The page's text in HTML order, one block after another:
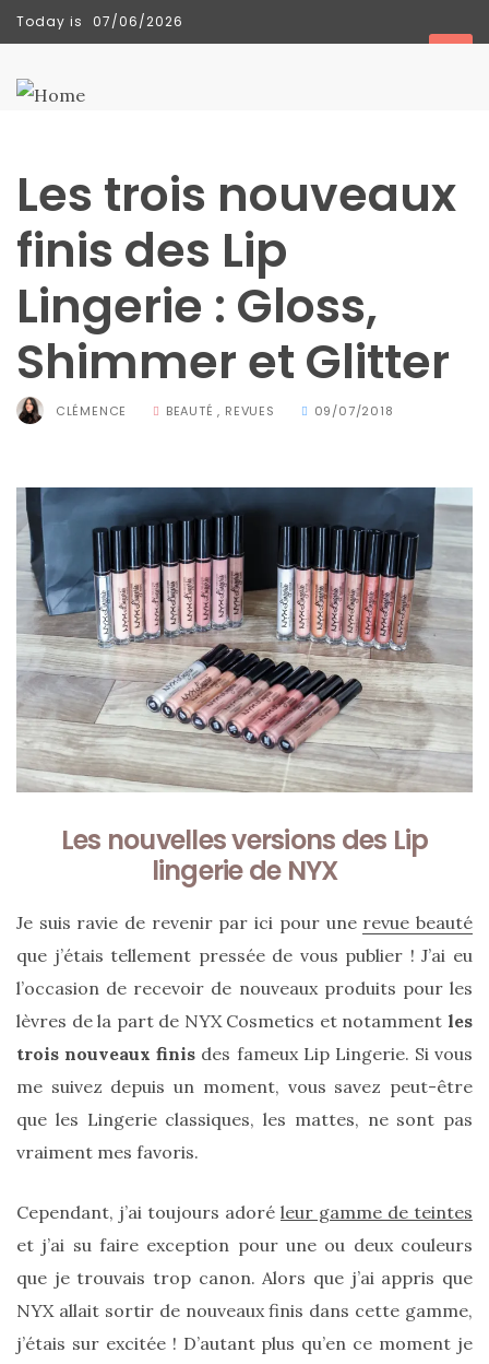
TENDANCES
Sac
Floral
Bag
de Silkyhaus :
mon
avis
sur
ce
sac
en
soie
cuir
au
luxe
discret
Today is 07/06/2026
Les trois nouveaux
finis des Lip
Lingerie : Gloss,
Shimmer et Glitter
CLÉMENCE BEAUTÉ , REVUES 09/07/2018
Les nouvelles versions des Lip
lingerie de NYX
Je suis ravie de revenir par ici pour une revue beauté
que j’étais tellement pressée de vous publier ! J’ai eu
l’occasion de recevoir de nouveaux produits pour les
lèvres de la part de NYX Cosmetics et notamment les
trois nouveaux finis des fameux Lip Lingerie. Si vous
me suivez depuis un moment, vous savez peut-être
que les Lingerie classiques, les mattes, ne sont pas
vraiment mes favoris.
Cependant, j’ai toujours adoré leur gamme de teintes
et j’ai su faire exception pour une ou deux couleurs
que je trouvais trop canon. Alors que j’ai appris que
NYX allait sortir de nouveaux finis dans cette gamme,
j’étais sur excitée ! D’autant plus qu’en ce moment je